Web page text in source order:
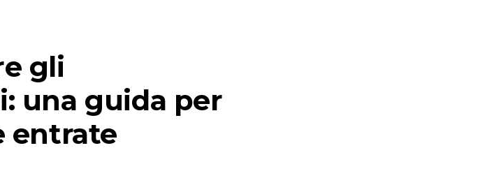
gli
una guida per
entrate